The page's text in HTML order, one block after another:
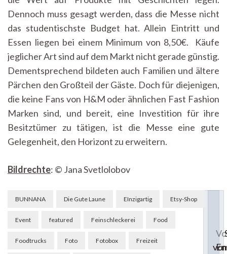
Dennoch muss gesagt werden, dass die Messe nicht
das studentischste Budget hat. Allein Eintritt und
Essen liegen bei einem Minimum von 8,50€. Käufe
jeglicher Art sind auf dem Markt nicht gerade günstig.
Dementsprechend bildeten auch Familien und ältere
Pärchen den Großteil der Gäste. Doch für diejenigen,
die keine Fans von H&M oder ähnlichen Fast Fashion
Marken sind, und bereit, eine Investition für ihre
Besitztümer zu tätigen, ist die Messe eine gute
Gelegenheit, den Horizont zu erweitern.
Bildrechte: © Jana Svetlolobov
BUNNANA Die Gute Laune EInzigartig Etsy-Shop
Event featured Feinschleckerei Food
Foodtrucks Foto Fotobox Freizeit
Beitragsnavigation